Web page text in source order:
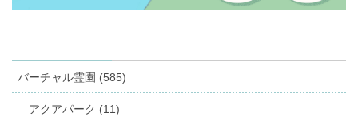
バーチャル霊園 (585)
アクアパーク (11)